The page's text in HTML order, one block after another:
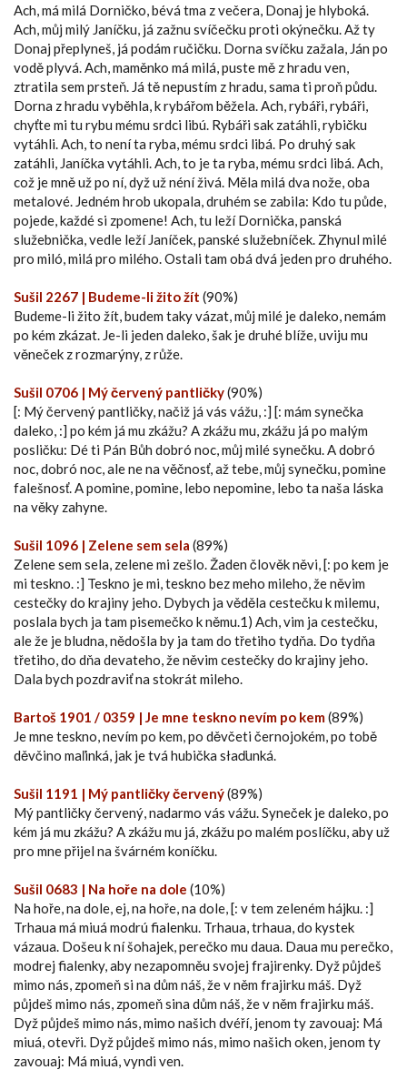
Ach, má milá Dorničko, bévá tma z večera, Donaj je hlyboká.
Ach, můj milý Janíčku, já zažnu svíčečku proti okýnečku. Až ty
Donaj přeplyneš, já podám ručičku. Dorna svíčku zažala, Ján po
vodě plyvá. Ach, maměnko má milá, puste mě z hradu ven,
ztratila sem prsteň. Já tě nepustím z hradu, sama ti proň půdu.
Dorna z hradu vyběhla, k rybářom běžela. Ach, rybáři, rybáři,
chyťte mi tu rybu mému srdci libú. Rybáři sak zatáhli, rybičku
vytáhli. Ach, to není ta ryba, mému srdci libá. Po druhý sak
zatáhli, Janíčka vytáhli. Ach, to je ta ryba, mému srdci libá. Ach,
což je mně už po ní, dyž už néní živá. Měla milá dva nože, oba
metalové. Jedném hrob ukopala, druhém se zabila: Kdo tu půde,
pojede, každé si zpomene! Ach, tu leží Dornička, panská
služebnička, vedle leží Janíček, panské služebníček. Zhynul milé
pro miló, milá pro milého. Ostali tam obá dvá jeden pro druhého.
Sušil 2267 | Budeme-li žito žít (90%)
Budeme-li žito žít, budem taky vázat, můj milé je daleko, nemám
po kém zkázat. Je-li jeden daleko, šak je druhé blíže, uviju mu
věneček z rozmarýny, z růže.
Sušil 0706 | Mý červený pantličky(90%)
[: Mý červený pantličky, načiž já vás vážu, :] [: mám synečka
daleko, :] po kém já mu zkážu? A zkážu mu, zkážu já po malým
posličku: Dé ti Pán Bůh dobró noc, můj milé synečku. A dobró
noc, dobró noc, ale ne na věčnosť, až tebe, můj synečku, pomine
falešnosť. A pomine, pomine, lebo nepomine, lebo ta naša láska
na věky zahyne.
Sušil 1096 | Zelene sem sela (89%)
Zelene sem sela, zelene mi zešlo. Žaden člověk něvi, [: po kem je
mi teskno. :] Teskno je mi, teskno bez meho mileho, že něvim
cestečky do krajiny jeho. Dybych ja věděla cestečku k milemu,
poslala bych ja tam pisemečko k němu.1) Ach, vim ja cestečku,
ale že je bludna, nědošla by ja tam do třetiho tydňa. Do tydňa
třetiho, do dňa devateho, že něvim cestečky do krajiny jeho.
Dala bych pozdraviť na stokrát mileho.
Bartoš 1901 / 0359 | Je mne teskno nevím po kem(89%)
Je mne teskno, nevím po kem, po děvčeti černojokém, po tobě
děvčino maľinká, jak je tvá hubička słaďunká.
Sušil 1191 | Mý pantličky červený(89%)
Mý pantličky červený, nadarmo vás vážu. Syneček je daleko, po
kém já mu zkážu? A zkážu mu já, zkážu po malém poslíčku, aby už
pro mne přijel na švárném koníčku.
Sušil 0683 | Na hoře na dole (10%)
Na hoře, na dole, ej, na hoře, na dole, [: v tem zeleném hájku. :]
Trhaua má miuá modrú fialenku. Trhaua, trhaua, do kystek
vázaua. Došeu k ní šohajek, perečko mu daua. Daua mu perečko,
modrej fialenky, aby nezapomněu svojej frajirenky. Dyž půjdeš
mimo nás, zpomeň si na dům náš, že v něm frajirku máš. Dyž
půjdeš mimo nás, zpomeň sina dům náš, že v něm frajirku máš.
Dyž půjdeš mimo nás, mimo našich dvéří, jenom ty zavouaj: Má
miuá, otevři. Dyž půjdeš mimo nás, mimo našich oken, jenom ty
zavouaj: Má miuá, vyndi ven.